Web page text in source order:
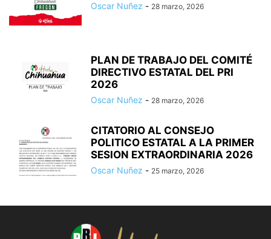
Oscar Nuñez - 28 marzo, 2026
PLAN DE TRABAJO DEL COMITÉ
DIRECTIVO ESTATAL DEL PRI
2026
Oscar Nuñez - 28 marzo, 2026
CITATORIO AL CONSEJO
POLITICO ESTATAL A LA PRIMER
SESION EXTRAORDINARIA 2026
Oscar Nuñez - 25 marzo, 2026